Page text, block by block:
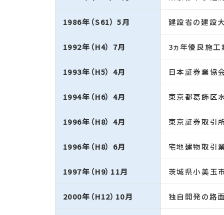
1986年（S61） 5月 建設省の建設
1992年（H4） 7月 3ヵ年優良施工
1993年（H5） 4月 日本証券業協
1994年（H6） 4月 東京都葛飾区
1996年（H8） 4月 東京証券取引
1996年（H8） 6月 宅地建物取引
1997年（H9）11月 茨城県小美玉
2000年（H12）10月 独自開発の路